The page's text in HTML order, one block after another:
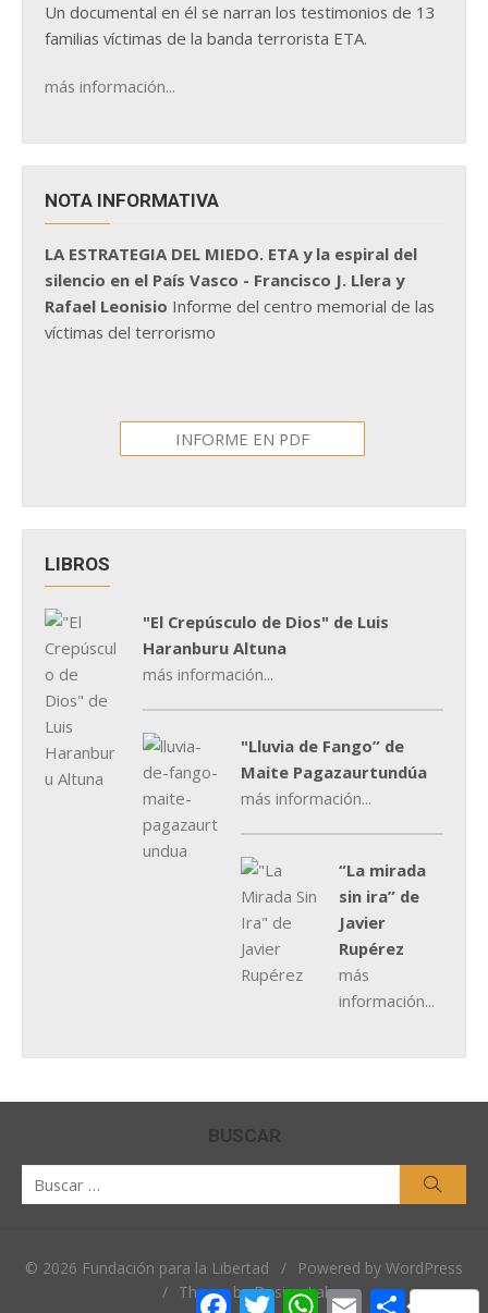
Un documental en él se narran los testimonios de 13
familias víctimas de la banda terrorista ETA.
más información...
NOTA INFORMATIVA
LA ESTRATEGIA DEL MIEDO. ETA y la espiral del
silencio en el País Vasco - Francisco J. Llera y
Rafael Leonisio Informe del centro memorial de las
víctimas del terrorismo
INFORME EN PDF
LIBROS
"El Crepúsculo de Dios" de Luis
Haranburu Altuna
más información...
"Lluvia de Fango” de
Maite Pagazaurtundúa
más información...
“La mirada
sin ira” de
Javier
Rupérez
más
información...
BUSCAR
© 2026 Fundación para la Libertad /
Powered by WordPress
/ Theme by Design Lab
Facebook
TwitterWhatsApp
EmailCompartir